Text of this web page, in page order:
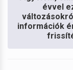
évvel
információk